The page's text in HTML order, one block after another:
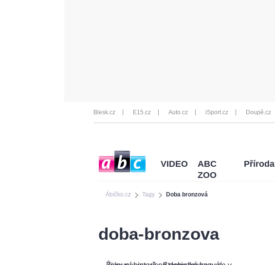
Blesk.cz E15.cz Auto.cz iSport.cz Doupě.cz
Ábíčko.cz Tagy Doba bronzová
VIDEO
ABC
ZOO
Příroda
doba-bronzova